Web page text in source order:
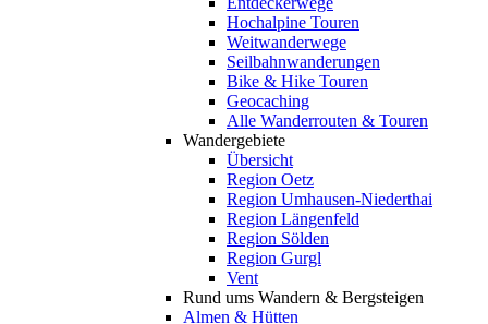
Hochalpine Touren
Weitwanderwege
Seilbahnwanderungen
Bike & Hike Touren
Geocaching
Alle Wanderrouten & Touren
Wandergebiete
Übersicht
Region Oetz
Region Umhausen-Niederthai
Region Längenfeld
Region Sölden
Region Gurgl
Vent
Rund ums Wandern & Bergsteigen
Almen & Hütten